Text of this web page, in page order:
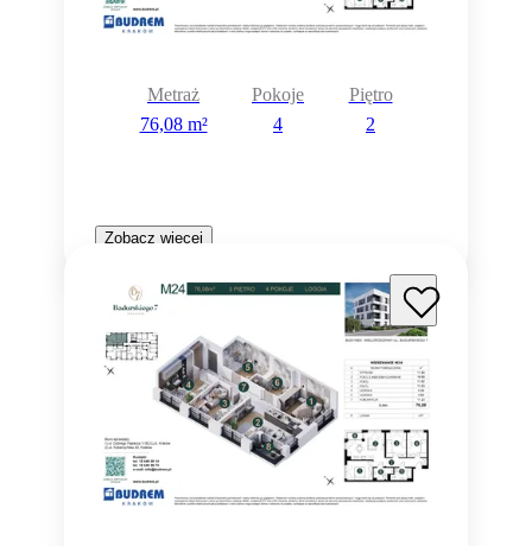
Metraż
76,08 m²
Pokoje
4
Piętro
2
Zobacz więcej